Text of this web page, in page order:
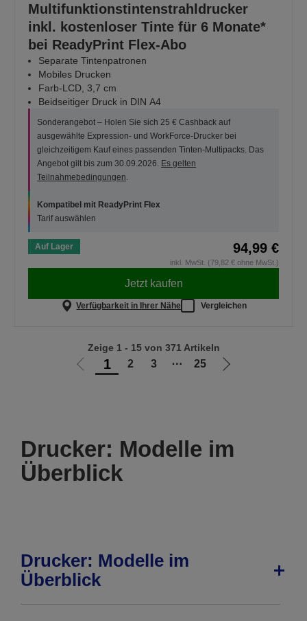
Multifunktionstintenstrahldrucker
inkl. kostenloser Tinte für 6 Monate*
bei ReadyPrint Flex-Abo
Separate Tintenpatronen
Mobiles Drucken
Farb-LCD, 3,7 cm
Beidseitiger Druck in DIN A4
Sonderangebot – Holen Sie sich 25 € Cashback auf
ausgewählte Expression- und WorkForce-Drucker bei
gleichzeitigem Kauf eines passenden Tinten-Multipacks. Das
Angebot gilt bis zum 30.09.2026. Es gelten
Teilnahmebedingungen.
Kompatibel mit ReadyPrint Flex
Tarif auswählen
Auf Lager 94,99 €
inkl. MwSt. (79,82 € ohne MwSt.)
Jetzt kaufen
Verfügbarkeit in Ihrer Nähe Vergleichen
Zur 1 2 3 ⋯ 25
Zur
Zeige 1 - 15 von 371 Artikeln
Drucker: Modelle im
Überblick
Drucker: Modelle im
Überblick